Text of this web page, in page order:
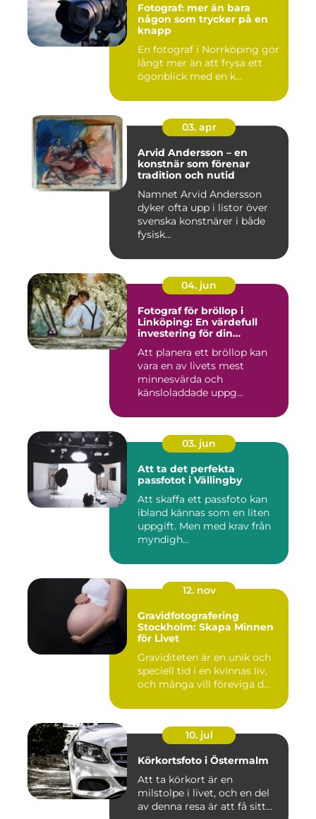
Fotograf: mer än bara
någon som trycker på en
knapp
En fotograf i Norrköping gör
långt mer än att frysa ett
ögonblick med en k...
03. apr
Arvid Andersson – en
konstnär som förenar
tradition och nutid
Namnet Arvid Andersson
dyker ofta upp i listor över
svenska konstnärer i både
fysisk...
04. jun
Fotograf för bröllop i
Linköping: En värdefull
investering för din
Att planera ett bröllop kan
vara en av livets mest
minnesvärda och
känsloladdade uppg...
03. jun
Att ta det perfekta
passfotot i Vällingby
Att skaffa ett passfoto kan
ibland kännas som en liten
uppgift. Men med krav från
myndigh...
12. nov
Gravidfotografering
Stockholm: Skapa Minnen
för Livet
Graviditeten är en unik och
speciell tid i en kvinnas liv,
och många vill föreviga d...
10. jul
Körkortsfoto i Östermalm
Att ta körkort är en
milstolpe i livet, och en del
av denna resa är att få sitt...